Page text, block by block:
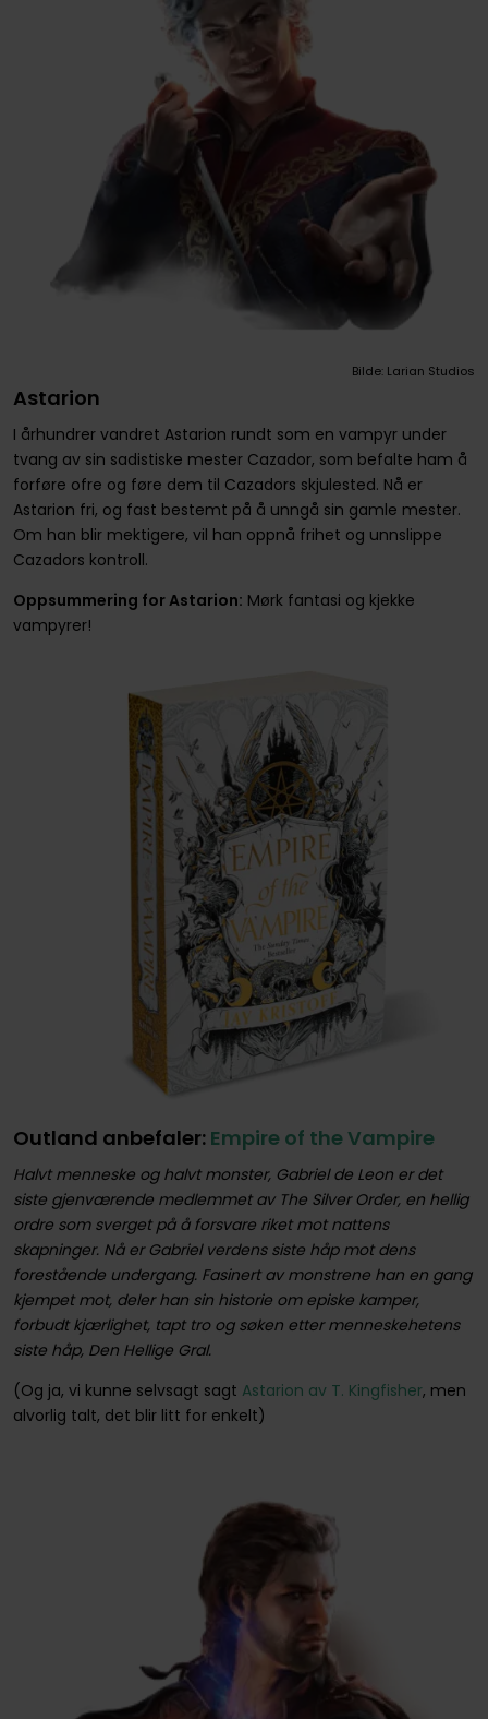
Bilde: Larian Studios
Astarion
I århundrer vandret Astarion rundt som en vampyr under
tvang av sin sadistiske mester Cazador, som befalte ham å
forføre ofre og føre dem til Cazadors skjulested. Nå er
Astarion fri, og fast bestemt på å unngå sin gamle mester.
Om han blir mektigere, vil han oppnå frihet og unnslippe
Cazadors kontroll.
Oppsummering for Astarion: Mørk fantasi og kjekke
vampyrer!
Outland anbefaler: Empire of the Vampire
Halvt menneske og halvt monster, Gabriel de Leon er det
siste gjenværende medlemmet av The Silver Order, en hellig
ordre som sverget på å forsvare riket mot nattens
skapninger. Nå er Gabriel verdens siste håp mot dens
forestående undergang. Fasinert av monstrene han en gang
kjempet mot, deler han sin historie om episke kamper,
forbudt kjærlighet, tapt tro og søken etter menneskehetens
siste håp, Den Hellige Gral.
(Og ja, vi kunne selvsagt sagt Astarion av T. Kingfisher, men
alvorlig talt, det blir litt for enkelt)